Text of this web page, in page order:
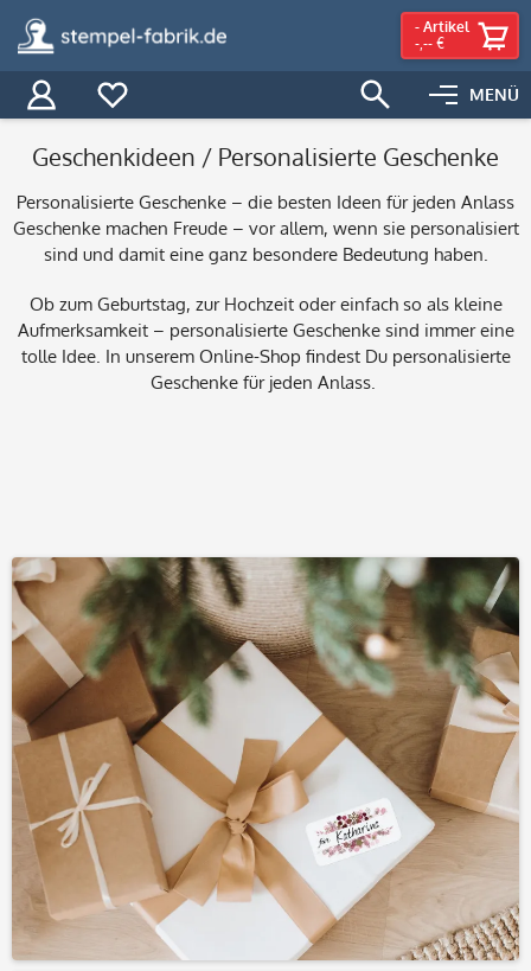
MENÜ
- Artikel
-,-- €
Geschenkideen / Personalisierte Geschenke
Personalisierte Geschenke – die besten Ideen für jeden Anlass
Geschenke machen Freude – vor allem, wenn sie personalisiert
sind und damit eine ganz besondere Bedeutung haben.
Ob zum Geburtstag, zur Hochzeit oder einfach so als kleine
Aufmerksamkeit – personalisierte Geschenke sind immer eine
tolle Idee. In unserem Online-Shop findest Du personalisierte
Geschenke für jeden Anlass.